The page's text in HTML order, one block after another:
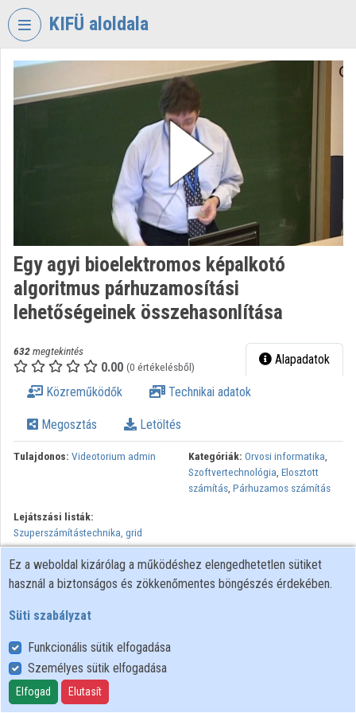
Fejléc kihagyása
KIFÜ aloldala
Intézményi kezdőlap
Intézményi felfedezés
Kategóriák
Intézmények
Egy agyi bioelektromos képalkotó
algoritmus párhuzamosítási
lehetőségeinek összehasonlítása
632megtekintés
0.00 (0 értékelésből) Alapadatok
Közreműködők Technikai adatok
Megosztás Letöltés
Tulajdonos: Videotorium admin Kategóriák: Orvosi informatika,
Szoftvertechnológia, Elosztott
számítás, Párhuzamos számítás
Lejátszási listák:
Szuperszámítástechnika, grid
Minden jog fenntartva, NIIF Intézet. A hálózaton való
újrapublikálás és kereskedelmi forgalomba hozatal szigorúan
kötött.
Felhasználói szabályzat
Adatkezelési tájékoztató
Süti szabályzat
Ez a weboldal kizárólag a működéshez elengedhetetlen sütiket
használ a biztonságos és zökkenőmentes böngészés érdekében.
Süti szabályzat
Funkcionális sütik elfogadása
Személyes sütik elfogadása
Elfogad Elutasít